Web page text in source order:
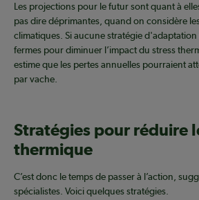
Les projections pour le futur sont quant à
pas dire déprimantes, quand on considère
climatiques. Si aucune stratégie d'adaptation
fermes pour diminuer l’impact du stress
estime que les pertes annuelles pourraient
par vache.
Stratégies pour réduire
thermique
C’est donc le temps de passer à l’action,
spécialistes. Voici quelques stratégies.